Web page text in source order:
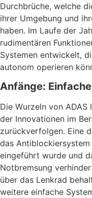
Durchbrüche, welche
ihrer Umgebung und
haben. Im Laufe der
rudimentären
Systemen entwickelt,
autonom operieren
Anfänge:
Die Wurzeln von
der Innovationen im
zurückverfolgen. Eine
das Antiblockiersystem
eingeführt wurde und
Notbremsung
über das Lenkrad
weitere einfache